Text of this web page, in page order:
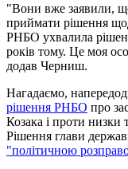
"Вони вже заявили,
приймати рішення
РНБО ухвалила
років тому. Це моя
додав Черниш.
Нагадаємо,
рішення РНБО про
Козака і проти низки
Рішення глави
"політичною